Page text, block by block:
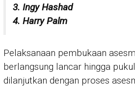
3. Ingy Hashad
4. Harry Palm
Pelaksanaan pembukaan
berlangsung lancar hingga
dilanjutkan dengan proses